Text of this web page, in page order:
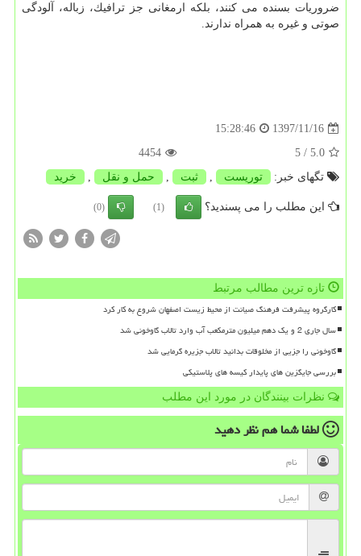
ضروریات بسنده می كنند، بلكه ارمغانی جز ترافیك، زباله، آلودگی
صوتی و غیره به همراه ندارند.
1397/11/16
15:28:46
5.0
/ 5
4454
تگهای خبر:
توریست , ثبت , حمل و نقل , خرید
این مطلب را می پسندید؟ (1)
(0)
تازه ترین مطالب مرتبط
کارگروه پیشرفت فرهنگ صیانت از محیط زیست اصفهان شروع به کار کرد
سال جاری 2 و یک دهم میلیون مترمکعب آب وارد تالاب گاوخونی شد
گاوخونی را جزیی از مخلوقات بدانید تالاب جزیره گرمایی شد
بررسی جایگزین های پایدار کیسه های پلاستیکی
نظرات بینندگان در مورد این مطلب
لطفا شما همنظر دهید